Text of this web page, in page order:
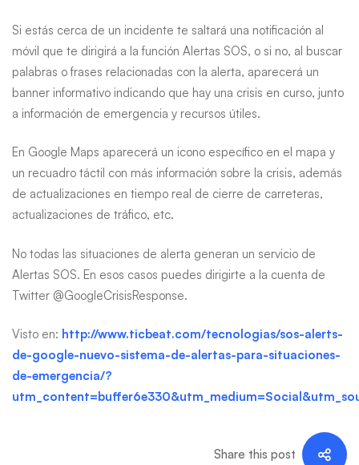
Si estás cerca de un incidente te saltará una notificación al
móvil que te dirigirá a la función Alertas SOS, o si no, al buscar
palabras o frases relacionadas con la alerta, aparecerá un
banner informativo indicando que hay una crisis en curso, junto
a información de emergencia y recursos útiles.
En Google Maps aparecerá un icono específico en el mapa y
un recuadro táctil con más información sobre la crisis, además
de actualizaciones en tiempo real de cierre de carreteras,
actualizaciones de tráfico, etc.
No todas las situaciones de alerta generan un servicio de
Alertas SOS. En esos casos puedes dirigirte a la cuenta de
Twitter @GoogleCrisisResponse.
Visto en: http://www.ticbeat.com/tecnologias/sos-alerts-
de-google-nuevo-sistema-de-alertas-para-situaciones-
de-emergencia/?
Share this post